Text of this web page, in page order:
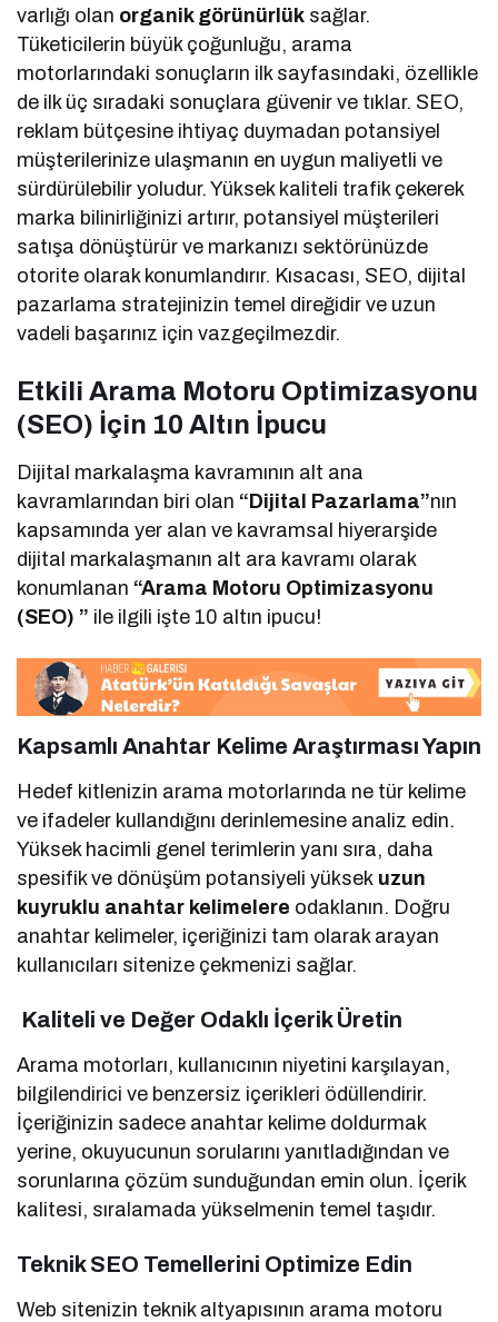
varlığı olan organik görünürlük sağlar.
Tüketicilerin büyük çoğunluğu, arama
motorlarındaki sonuçların ilk sayfasındaki, özellikle
de ilk üç sıradaki sonuçlara güvenir ve tıklar. SEO,
reklam bütçesine ihtiyaç duymadan potansiyel
müşterilerinize ulaşmanın en uygun maliyetli ve
sürdürülebilir yoludur. Yüksek kaliteli trafik çekerek
marka bilinirliğinizi artırır, potansiyel müşterileri
satışa dönüştürür ve markanızı sektörünüzde
otorite olarak konumlandırır. Kısacası, SEO, dijital
pazarlama stratejinizin temel direğidir ve uzun
vadeli başarınız için vazgeçilmezdir.
Etkili Arama Motoru Optimizasyonu
(SEO) İçin 10 Altın İpucu
Dijital markalaşma kavramının alt ana
kavramlarından biri olan “Dijital Pazarlama”nın
kapsamında yer alan ve kavramsal hiyerarşide
dijital markalaşmanın alt ara kavramı olarak
konumlanan “Arama Motoru Optimizasyonu
(SEO) ” ile ilgili işte 10 altın ipucu!
Kapsamlı Anahtar Kelime Araştırması Yapın
Hedef kitlenizin arama motorlarında ne tür kelime
ve ifadeler kullandığını derinlemesine analiz edin.
Yüksek hacimli genel terimlerin yanı sıra, daha
spesifik ve dönüşüm potansiyeli yüksek uzun
kuyruklu anahtar kelimelere odaklanın. Doğru
anahtar kelimeler, içeriğinizi tam olarak arayan
kullanıcıları sitenize çekmenizi sağlar.
Kaliteli ve Değer Odaklı İçerik Üretin
Arama motorları, kullanıcının niyetini karşılayan,
bilgilendirici ve benzersiz içerikleri ödüllendirir.
İçeriğinizin sadece anahtar kelime doldurmak
yerine, okuyucunun sorularını yanıtladığından ve
sorunlarına çözüm sunduğundan emin olun. İçerik
kalitesi, sıralamada yükselmenin temel taşıdır.
Teknik SEO Temellerini Optimize Edin
Web sitenizin teknik altyapısının arama motoru